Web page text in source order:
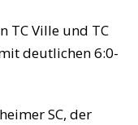
TC Ville und TC
deutlichen 6:0-
SC, der